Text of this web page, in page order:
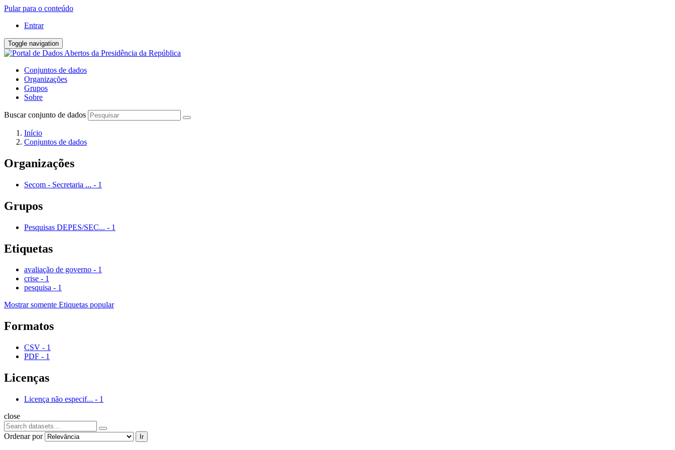
Pular para o conteúdo
Entrar
Toggle navigation
Conjuntos de dados
Organizações
Grupos
Sobre
Buscar conjunto de dados
Início
Conjuntos de dados
Organizações
Secom - Secretaria ... - 1
Grupos
Pesquisas DEPES/SEC... - 1
Etiquetas
avaliação de governo - 1
crise - 1
pesquisa - 1
Mostrar somente Etiquetas popular
Formatos
CSV - 1
PDF - 1
Licenças
Licença não especif... - 1
close
Ordenar por Ir